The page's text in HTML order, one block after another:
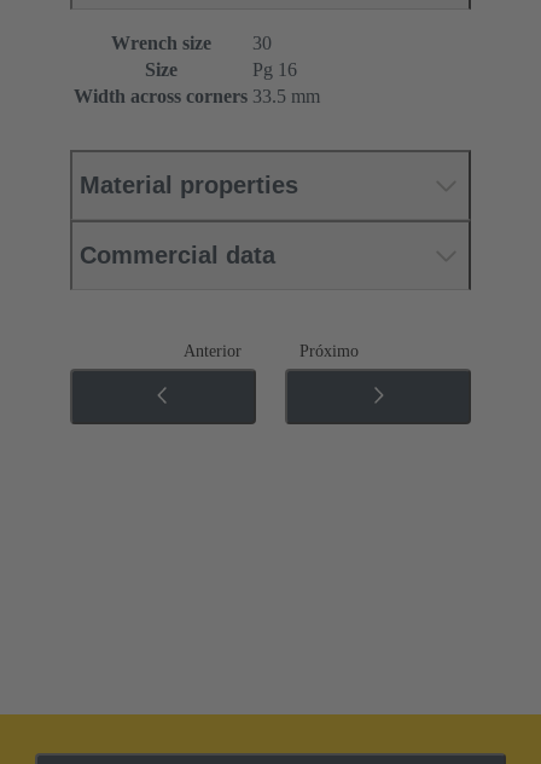
Wrench size
30
Size
Pg 16
Width across corners 33.5 mm
Material properties
Commercial data
Anterior Próximo